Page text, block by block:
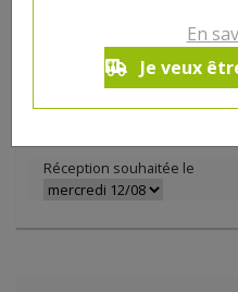
En
Je veux
- 1
Réception souhaitée le